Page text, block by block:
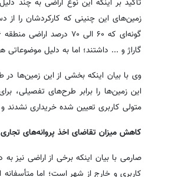
زمین‌های این چنینی که کارکردشان را از
گاراژ و ... داشتند؛ اما به دلیل
وی با بیان اینکه بخشی از این زمین‌ها در
این زمین‌ها را برابر طرح‌های تفصیلی،
متولی کاربری تعیین شده خریداری نشدند و
کاهش میزان تقاضای اخذ پروانه‌های
صارمی با بیان اینکه برخی از اراضی نیز
کاربری و خارج از شهر است؛ اما